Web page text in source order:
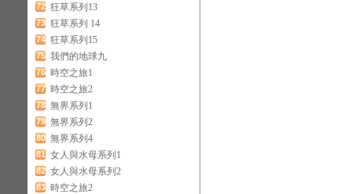
72 狂草系列13
73 狂草系列 14
74 狂草系列15
75 我們的地球九
76 時空之旅1
77 時空之旅2
78 無界系列1
79 無界系列2
80 無界系列4
81 女人與水母系列1
82 女人與水母系列2
83 時空之旅2